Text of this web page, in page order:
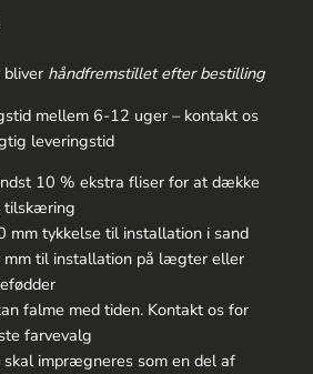
bliver håndfremstillet efter bestilling
mellem 6-12 uger – kontakt os
leveringstid
10 % ekstra fliser for at dække
tilskæring
mm tykkelse til installation i sand
til installation på lægter eller
falme med tiden. Kontakt os for
farvevalg
skal imprægneres som en del af